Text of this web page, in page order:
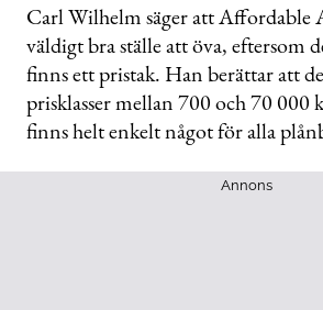
Carl Wilhelm säger att Affordable
väldigt bra ställe att öva, eftersom
finns ett pristak. Han berättar att
prisklasser mellan 700 och 70 000
finns helt enkelt något för alla
Annons